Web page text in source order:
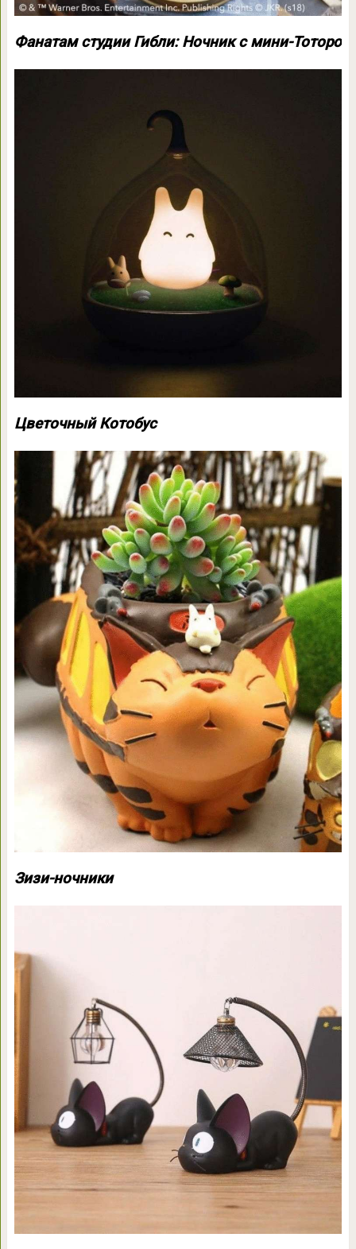
Фанатам студии Гибли: Ночник с мини-Тоторо
Цветочный Котобус
Зизи-ночники